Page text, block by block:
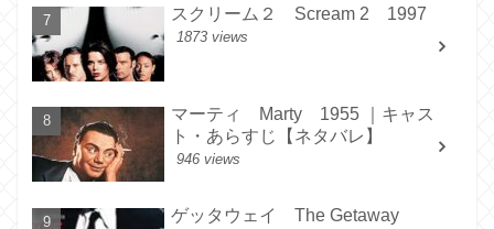
スクリーム２ Scream 2 1997
1873 views
マーティ Marty 1955 ｜キャス
ト・あらすじ【ネタバレ】
946 views
ゲッタウェイ The Getaway